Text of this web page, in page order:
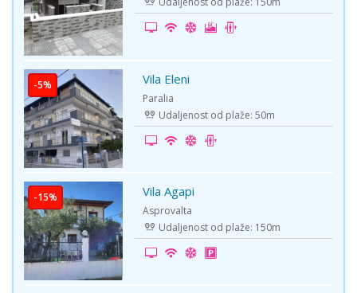
-5% Vila Eleni
Paralia
Udaljenost od plaže: 50m
-15% Vila Agapi
Asprovalta
Udaljenost od plaže: 150m